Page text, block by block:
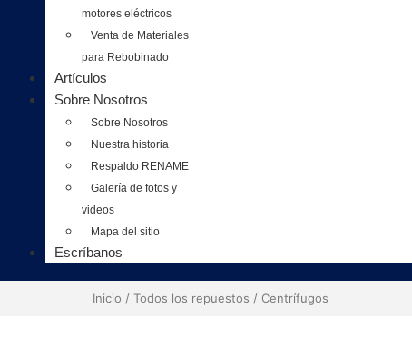
motores eléctricos
Venta de Materiales
para Rebobinado
Artículos
Sobre Nosotros
Sobre Nosotros
Nuestra historia
Respaldo RENAME
Galería de fotos y
videos
Mapa del sitio
Escríbanos
Inicio / Todos los repuestos / Centrífugos